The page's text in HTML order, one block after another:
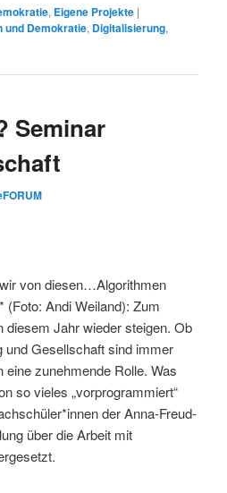
, Eigene Projekte |
und Demokratie, Digitalisierung,
Seminar
von diesen…Algorithmen
(Foto: Andi Weiland): Zum
Jahr wieder steigen. Ob
und Gesellschaft sind immer
zunehmende Rolle. Was
so vieles „vorprogrammiert“
der Anna-Freud-
über die Arbeit mit